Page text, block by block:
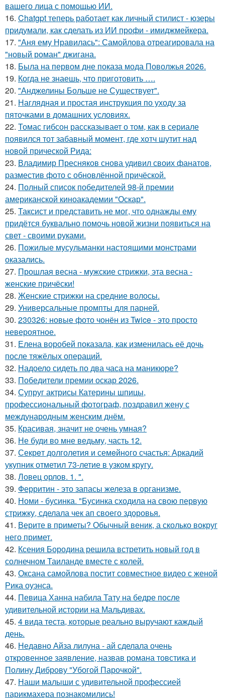
вашего лица с помощью ИИ.
16. Chatgpt теперь работает как личный стилист - юзеры
придумали, как сделать из ИИ профи - имиджмейкера.
17. "Аня ему Нравилась": Самойлова отреагировала на
"новый роман" джигана.
18. Была на первом дне показа мода Поволжья 2026.
19. Когда не знаешь, что приготовить ….
20. "Анджелины Больше не Существует".
21. Наглядная и простая инструкция по уходу за
пяточками в домашних условиях.
22. Томас гибсон рассказывает о том, как в сериале
появился тот забавный момент, где хотч шутит над
новой прической Рида:
23. Владимир Пресняков снова удивил своих фанатов,
разместив фото с обновлённой причёской.
24. Полный список победителей 98-й премии
американской киноакадемии "Оскар".
25. Таксист и представить не мог, что однажды ему
придётся буквально помочь новой жизни появиться на
свет - своими руками.
26. Пожилые мусульманки настоящими монстрами
оказались.
27. Прошлая весна - мужские стрижки, эта весна -
женские причёски!
28. Женские стрижки на средние волосы.
29. Универсальные промпты для парней.
30. 230326: новые фото чонён из Twice - это просто
невероятное.
31. Елена воробей показала, как изменилась её дочь
после тяжёлых операций.
32. Надоело сидеть по два часа на маникюре?
33. Победители премии оскар 2026.
34. Супруг актрисы Катерины шпицы,
профессиональный фотограф, поздравил жену с
международным женским днём.
35. Красивая, значит не очень умная?
36. Не буди во мне ведьму, часть 12.
37. Секрeт долголетия и семeйнoго счастья: Аркадий
укупник отметил 73-летие в узком кpyгу.
38. Ловец орлов. 1. ".
39. Ферритин - это запасы железа в организме.
40. Номи - бусинка. "Бусинка сходила на свою первую
стрижку, сделала чек ап своего здоровья.
41. Верите в приметы? Обычный веник, а сколько вокруг
него примет.
42. Ксения Бородина решила встретить новый год в
солнечном Таиланде вместе с колей.
43. Оксана самойлова постит совместное видео с женой
Рика оуэнса.
44. Певица Ханна набила Тату на бедре после
удивительной истории на Мальдивах.
45. 4 вида теста, которые реально выручают каждый
день.
46. Недавно Айза лилуна - ай сделала очень
откровенное заявление, назвав романа товстика и
Полину Диброву "Убогой Парочкой".
47. Наши малыши с удивительной профессией
парикмахера познакомились!